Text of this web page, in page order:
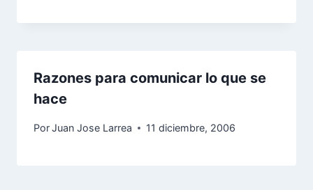
Razones para comunicar lo que se
hace
PorJuan Jose Larrea 11 diciembre, 2006